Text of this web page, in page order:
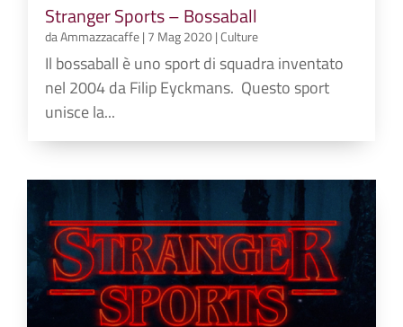
Stranger Sports – Bossaball
daAmmazzacaffe| 7 Mag 2020|Culture
Il bossaball è uno sport di squadra inventato
nel 2004 da Filip Eyckmans. Questo sport
unisce la...